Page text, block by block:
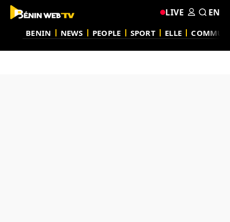
BENIN NEWS PEOPLE SPORT ELLE
LIVE EN